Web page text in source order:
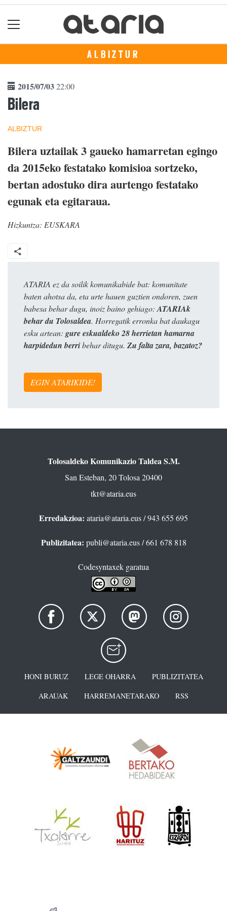
ALBIZTUR
2015/07/0322:00
Bilera
ALBIZTUR
Bilera uztailak 3 gaueko hamarretan egingo
da 2015eko festatako komisioa sortzeko,
bertan adostuko dira aurtengo festatako
egunak eta egitaraua.
Hizkuntza: EUSKARA
ATARIA ez da soilik komunikabide bat: komunitate
baten ahotsa da, eta urte hauen guztien ondoren, zuen
babesa behar dugu, inoiz baino gehiago: ATARIAk
behar du Tolosaldea. Horregatik erronka bat daukagu
esku artean: gure eskualdeko 28 herrietan hamarna
harpidedun berribehar ditugu. Zu falta zara, bazatoz?
EGIN ATARIKIDE!
Tolosaldeko Komunikazio Taldea S.M.
San Esteban, 20 Tolosa 20400
tkt@ataria.eus
Erredakzioa: ataria@ataria.eus/ 943 655 695
Publizitatea: publi@ataria.eus/ 661 678 818
Codesyntaxek garatua
HONI BURUZ LEGE OHARRA
PUBLIZITATEA
ARAUAK
HARREMANETARAKO RSS